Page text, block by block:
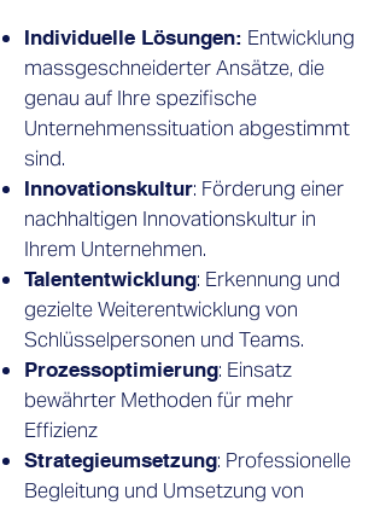
Individuelle Lösungen: Entwicklung
massgeschneiderter Ansätze, die
genau auf Ihre spezifische
Unternehmenssituation abgestimmt
sind.
Innovationskultur: Förderung einer
nachhaltigen Innovationskultur in
Ihrem Unternehmen.
Talententwicklung: Erkennung und
gezielte Weiterentwicklung von
Schlüsselpersonen und Teams.
Prozessoptimierung: Einsatz
bewährter Methoden für mehr
Effizienz
Strategieumsetzung: Professionelle
Begleitung und Umsetzung von